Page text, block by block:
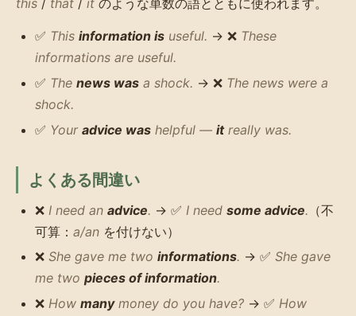
✅ This information is useful. → ❌ These
informations are useful.
✅ The news was a shock. → ❌ The news were a
shock.
✅ Your advice was helpful — itreally was.
よくある間違い
❌ I need an advice. → ✅ I need some advice. （不
可算： a/an を付けない）
❌ She gave me two informations. → ✅ She gave
me two pieces of information.
❌ How manymoney do you have? → ✅ How